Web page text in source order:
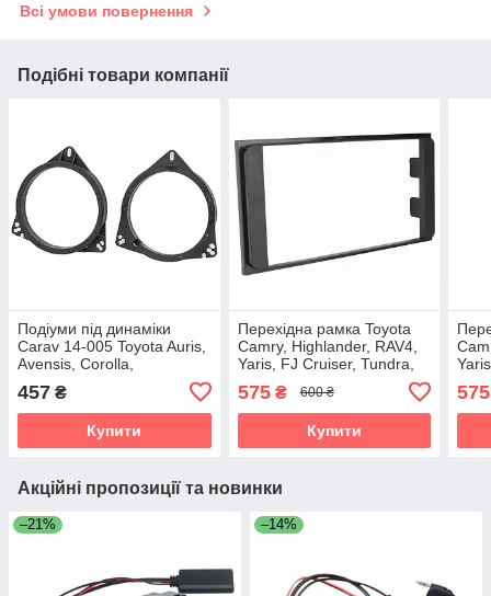
Всі умови повернення
Подібні товари компанії
Подіуми під динаміки
Carav 14-005 Toyota Auris,
Avensis, Corolla,
Highlander, RAV4, Venza,
4Runner, Yaris
457 ₴
Купити
Перехідна рамка Toyota
Camry, Highlander, RAV4,
Yaris, FJ Cruiser, Tundra,
Matrix, Sequoia AWM 781-
07-040
575₴ 600 ₴
Купити
07-
575
Акційні пропозиції та новинки
–21% –14%